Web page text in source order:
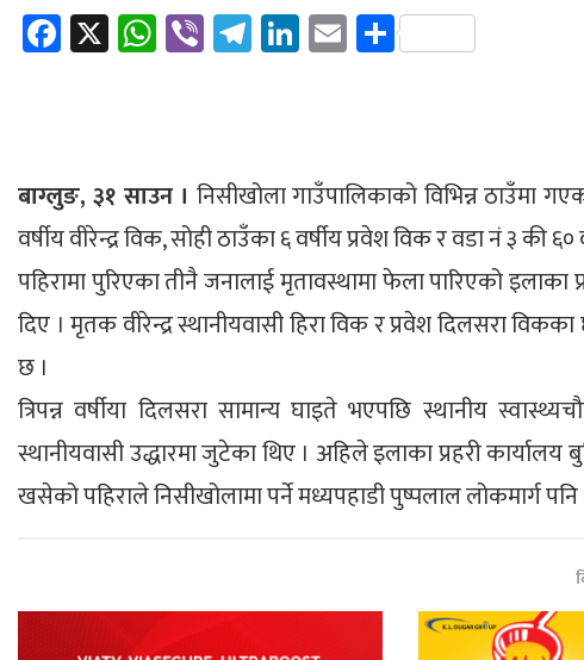
Facebook
X WhatsApp
ViberTelegram
LinkedIn
EmailShare
बाग्लुङ, ३१ साउन । निसीखोला गाउँपालिकाको विभिन्न ठाउँमा
वर्षीय वीरेन्द्र विक, सोही ठाउँका ६ वर्षीय प्रवेश विक र वडा नं ३ की
पहिरामा पुरिएका तीनै जनालाई मृतावस्थामा फेला पारिएको इलाका
दिए । मृतक वीरेन्द्र स्थानीयवासी हिरा विक र प्रवेश दिलसरा
छ ।
त्रिपन्न वर्षीया दिलसरा सामान्य घाइते भएपछि स्थानीय
स्थानीयवासी उद्धारमा जुटेका थिए । अहिले इलाका प्रहरी
खसेको पहिराले निसीखोलामा पर्ने मध्यपहाडी पुष्पलाल लोकमार्ग